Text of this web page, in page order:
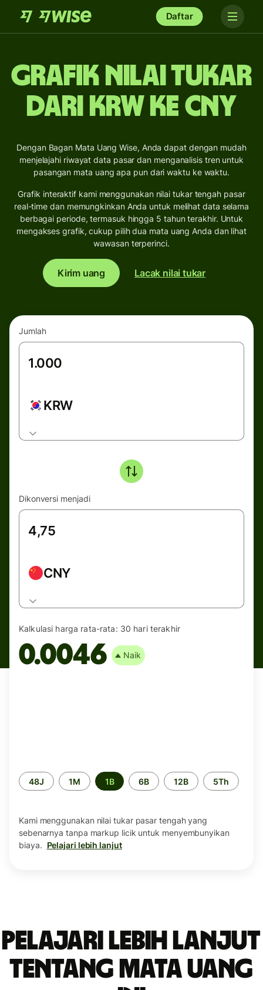
Daftar
Grafik Nilai Tukar
dari KRW ke CNY
Dengan Bagan Mata Uang Wise, Anda dapat dengan mudah
menjelajahi riwayat data pasar dan menganalisis tren untuk
pasangan mata uang apa pun dari waktu ke waktu.
Grafik interaktif kami menggunakan nilai tukar tengah pasar
real-time dan memungkinkan Anda untuk melihat data selama
berbagai periode, termasuk hingga 5 tahun terakhir. Untuk
mengakses grafik, cukup pilih dua mata uang Anda dan lihat
wawasan terperinci.
Kirim uang Lacak nilai tukar
Jumlah
KRW
Dikonversi menjadi
CNY
Kalkulasi harga rata-rata: 30 hari terakhir
0.0046 Naik
Periode
waktu
48J 1M 1B 6B 12B 5Th
Kami menggunakan nilai tukar pasar tengah yang
sebenarnya tanpa markup licik untuk menyembunyikan
biaya. Pelajari lebih lanjut
Pelajari lebih lanjut
tentang mata uang